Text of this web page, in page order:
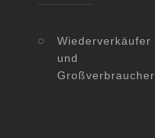
Wiederverkäufer
und
Großverbraucher